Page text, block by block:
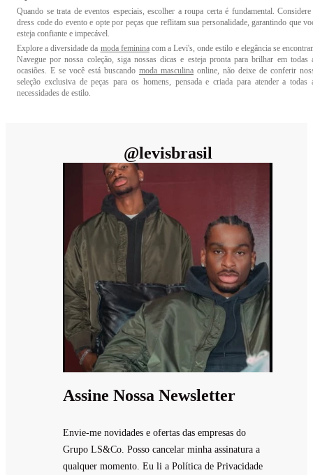
Quando se trata de eventos especiais, escolher a roupa certa é fundamental.
dress code do evento e opte por peças que reflitam sua personalidade, garantindo que
esteja confiante e impecável.
Explore a diversidade da moda femininacom a Levi's, onde estilo e elegância se
Navegue por nossa coleção, siga nossas dicas e esteja pronta para brilhar em todas
ocasiões. E se você está buscando moda masculina online, não deixe de conferir
seleção exclusiva de peças para os homens, pensada e criada para atender a todas
necessidades de estilo.
@levisbrasil
Assine Nossa Newsletter
Envie-me novidades e ofertas das empresas do
Grupo LS&Co. Posso cancelar minha assinatura a
qualquer momento. Eu li a Política de Privacidade